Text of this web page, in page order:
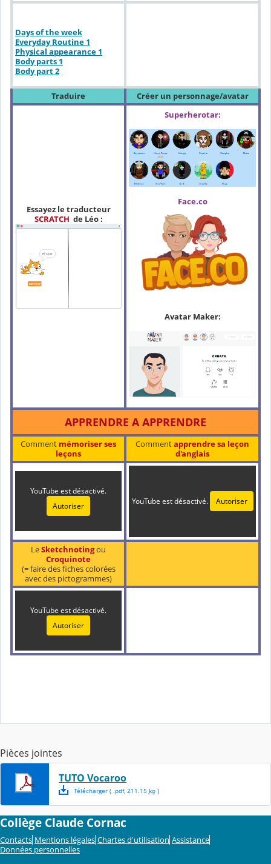
Days of the week
Everyday Routine 1
Physical appearance 1
Body parts 1
Body part 2
Traduire Créer un personnage/avatar
Essayez le traducteur
SCRATCH de Léo :
Superherotar:
Face.co
Avatar Maker:
APPRENDRE A APPRENDRE
Comment mémoriser ses
leçons
Commentapprendre sa leçon
d'anglais
YouTube est désactivé.
Autoriser
YouTube est désactivé. Autoriser
LeSketchnotingou
Croquinote
(= faire des fiches colorées
avec des pictogrammes)
YouTube est désactivé.
Autoriser
Pièces jointes
TUTO Vocaroo
Télécharger( .pdf, 211.15 ko)
Collège Claude Cornac
Contacts Mentions légales Chartes d'utilisation Assistance
Données personnelles